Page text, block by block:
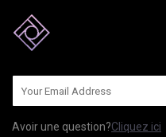
Avoir une question?Cliquez ici